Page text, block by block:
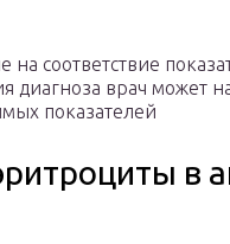
соответствие
диагноза врач может
показателей
в